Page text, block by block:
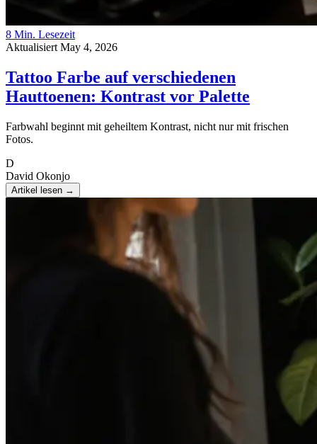
8 Min. Lesezeit
Aktualisiert May 4, 2026
Tattoo Farbe auf verschiedenen
Hauttoenen: Kontrast vor Palette
Farbwahl beginnt mit geheiltem Kontrast, nicht nur mit frischen
Fotos.
D
David Okonjo
Artikel lesen →